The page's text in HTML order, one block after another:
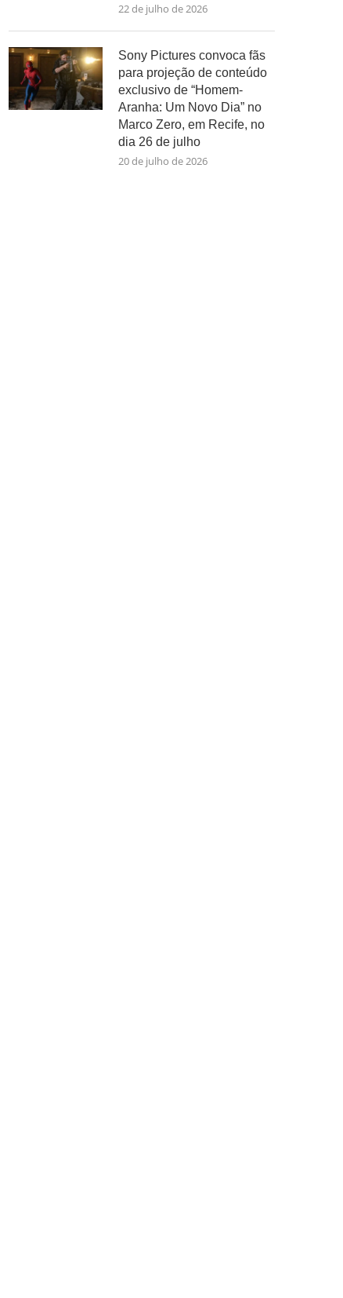
22 de julho de 2026
Sony Pictures convoca fãs
para projeção de conteúdo
exclusivo de “Homem-
Aranha: Um Novo Dia” no
Marco Zero, em Recife, no
dia 26 de julho
20 de julho de 2026